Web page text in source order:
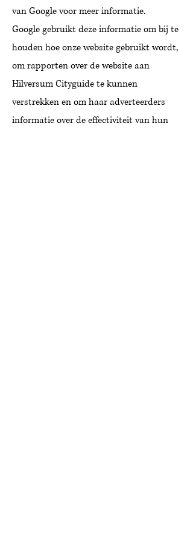
van Google voor meer informatie.
Google gebruikt deze informatie om bij te
houden hoe onze website gebruikt wordt,
om rapporten over de website aan
Hilversum Cityguide te kunnen
verstrekken en om haar adverteerders
informatie over de effectiviteit van hun